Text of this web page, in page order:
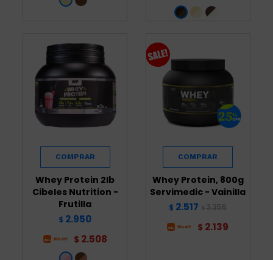
Whey Protein 2lb
Cibeles Nutrition -
Frutilla
$ 2.950
$ 2.508
Whey Protein, 800g
Servimedic - Vainilla
$ 2.517 $ 3.356
$ 2.139